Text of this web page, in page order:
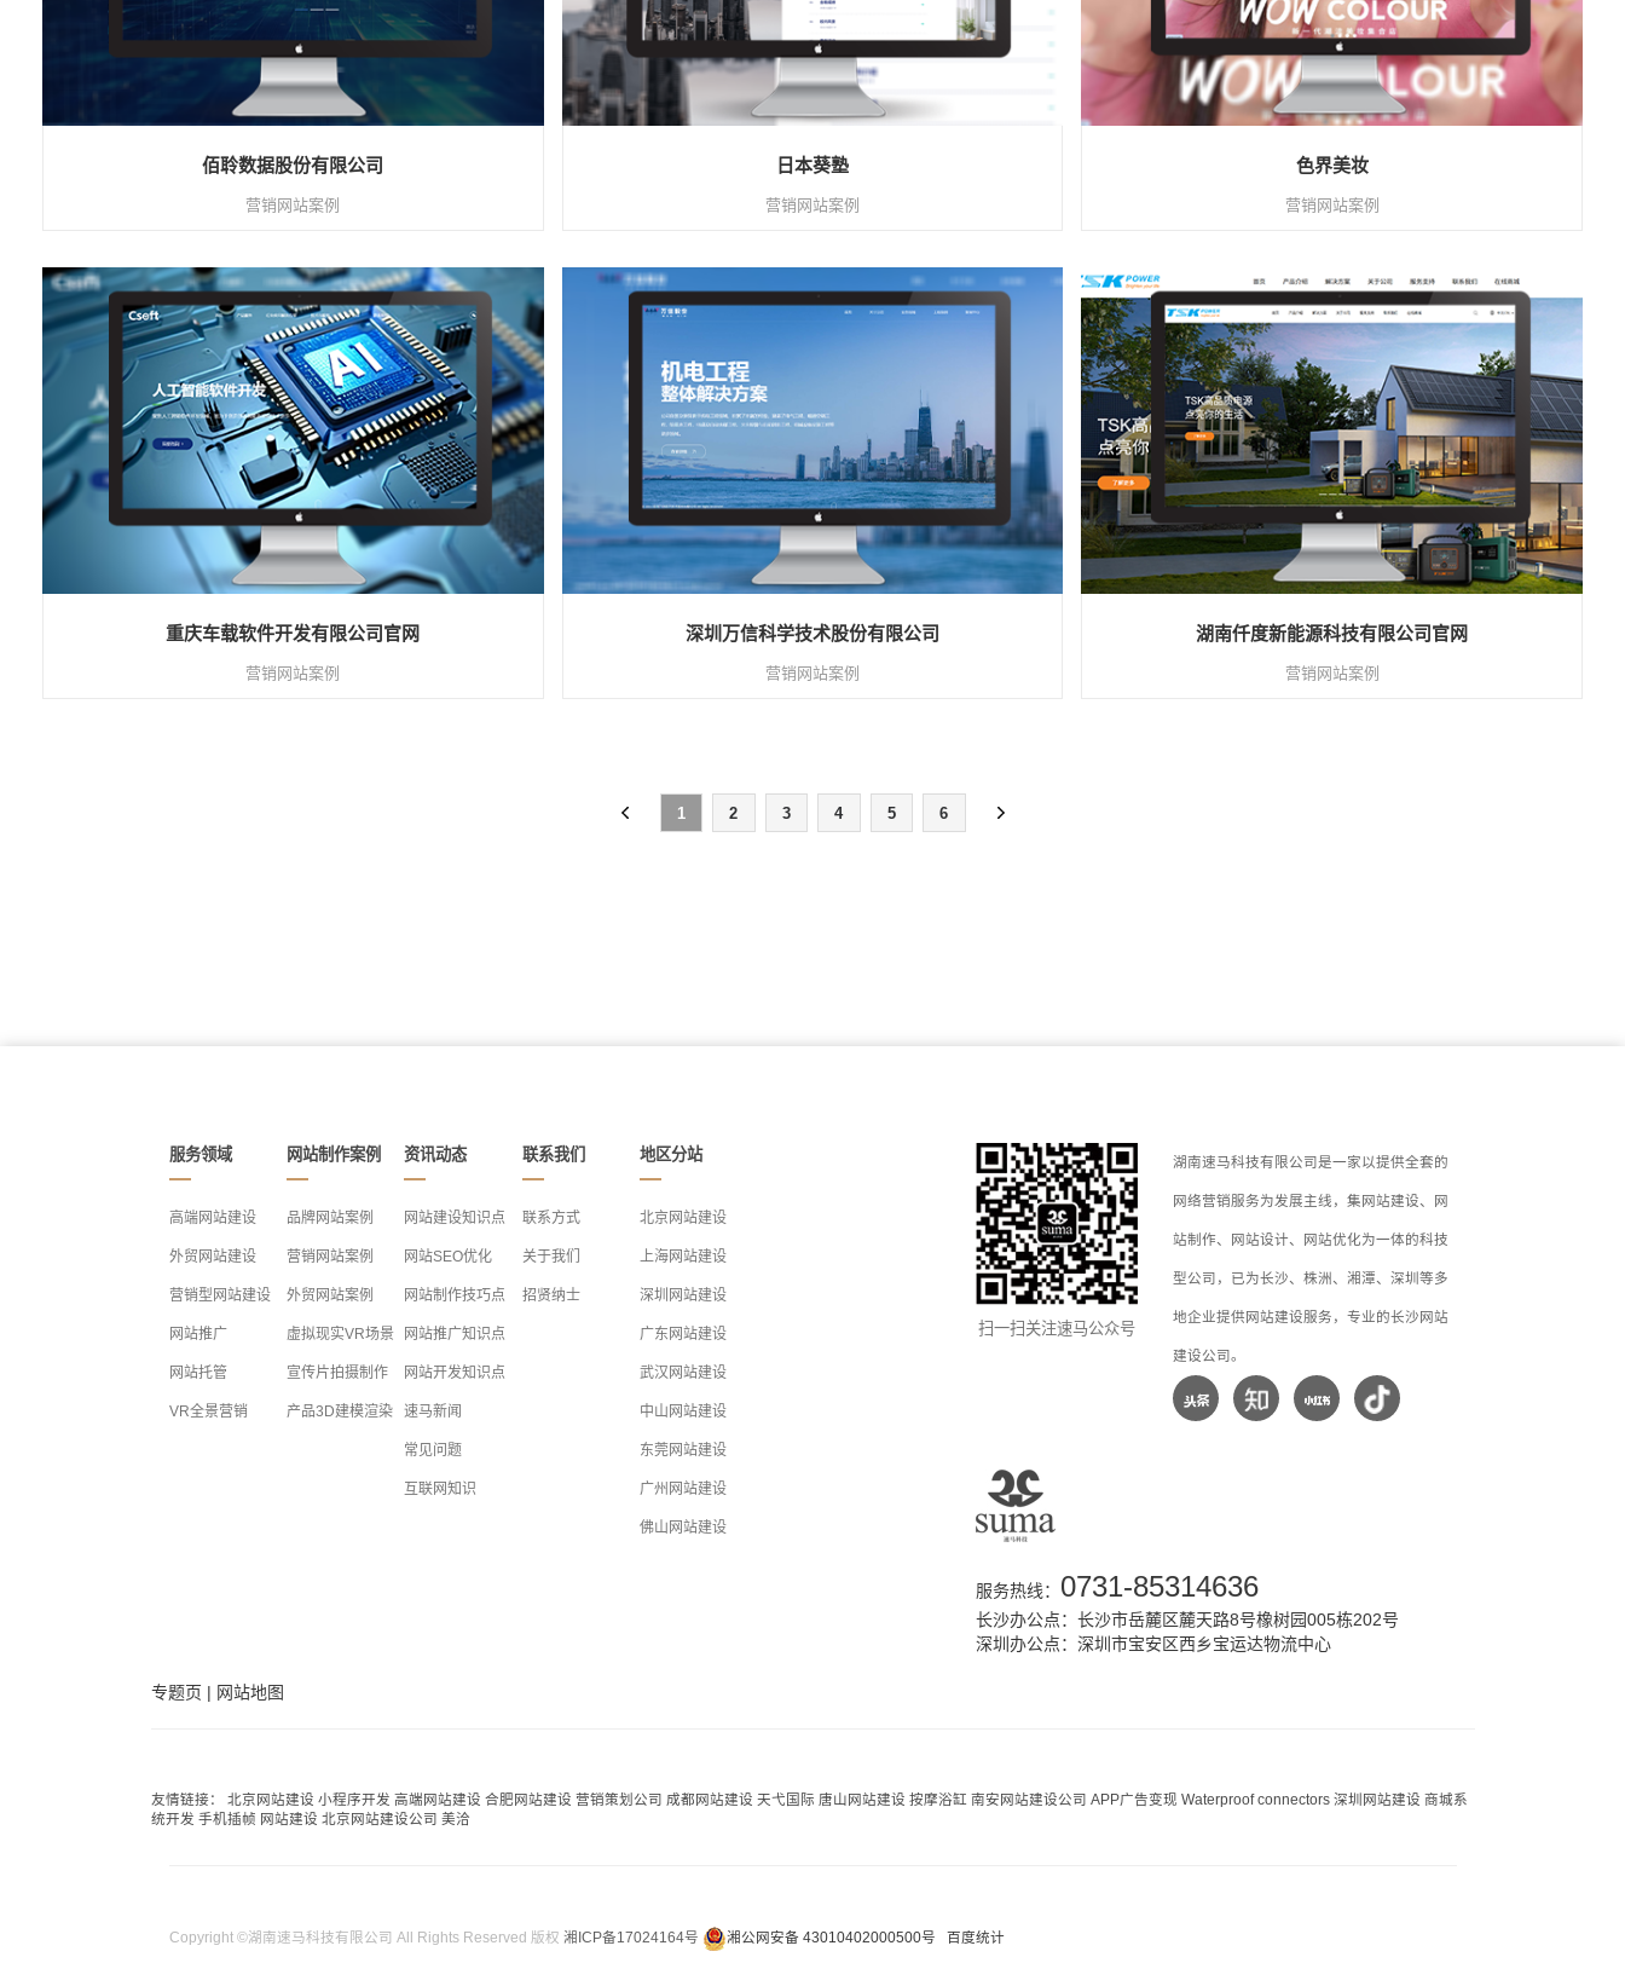
佰聆数据股份有限公司
营销网站案例
日本葵塾
营销网站案例
色界美妆
营销网站案例
重庆车载软件开发有限公司官网
营销网站案例
深圳万信科学技术股份有限公司
营销网站案例
湖南仟度新能源科技有限公司官网
营销网站案例
1 2 3 4 5 6
服务领域
高端网站建设
外贸网站建设
营销型网站建设
网站推广
网站托管
VR全景营销
网站制作案例
品牌网站案例
营销网站案例
外贸网站案例
虚拟现实VR场景
宣传片拍摄制作
产品3D建模渲染
资讯动态
网站建设知识点
网站SEO优化
网站制作技巧点
网站推广知识点
网站开发知识点
速马新闻
常见问题
互联网知识
联系我们
联系方式
关于我们
招贤纳士
地区分站
北京网站建设
上海网站建设
深圳网站建设
广东网站建设
武汉网站建设
中山网站建设
东莞网站建设
广州网站建设
佛山网站建设
扫一扫关注速马公众号
湖南速马科技有限公司是一家以提供全套的
网络营销服务为发展主线，集网站建设、网
站制作、网站设计、网站优化为一体的科技
型公司，已为长沙、株洲、湘潭、深圳等多
地企业提供网站建设服务，专业的长沙网站
建设公司。
服务热线： 0731-85314636
长沙办公点：长沙市岳麓区麓天路8号橡树园005栋202号
深圳办公点：深圳市宝安区西乡宝运达物流中心
专题页 | 网站地图
友情链接： 北京网站建设 小程序开发 高端网站建设 合肥网站建设 营销策划公司 成都网站建设 天弋国际 唐山网站建设 按摩浴缸 南安网站建设公司 APP广告变现 Waterproof connectors 深圳网站建设 商城系
统开发 手机插帧 网站建设 北京网站建设公司 美洽
Copyright ©湖南速马科技有限公司 All Rights Reserved 版权 湘ICP备17024164号 湘公网安备 43010402000500号 百度统计